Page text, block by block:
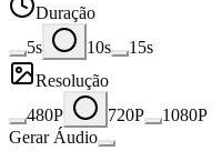
Duração
5s
10s
15s
Resolução
480P
720P
1080P
Gerar Áudio